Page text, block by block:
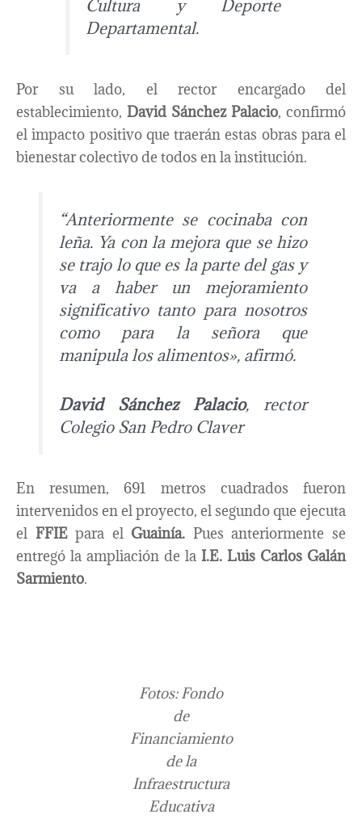
Cultura y Deporte
Departamental.
Por su lado, el rector encargado del
establecimiento, David Sánchez Palacio, confirmó
el impacto positivo que traerán estas obras para el
bienestar colectivo de todos en la institución.
“Anteriormente se cocinaba con
leña. Ya con la mejora que se hizo
se trajo lo que es la parte del gas y
va a haber un mejoramiento
significativo tanto para nosotros
como para la señora que
manipula los alimentos», afirmó.
David Sánchez Palacio, rector
Colegio San Pedro Claver
En resumen, 691 metros cuadrados fueron
intervenidos en el proyecto, el segundo que ejecuta
el FFIEpara el Guainía. Pues anteriormente se
entregó la ampliación de la I.E. Luis Carlos Galán
Sarmiento.
Fotos: Fondo
de
Financiamiento
de la
Infraestructura
Educativa